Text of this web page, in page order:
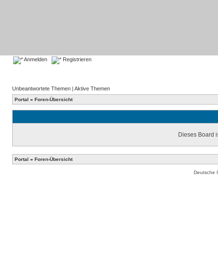
Anmelden Registrieren
Unbeantwortete Themen | Aktive Themen
Portal » Foren-Übersicht
Dieses Board
Portal » Foren-Übersicht
Deutsche